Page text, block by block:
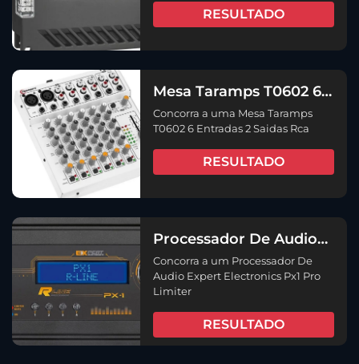
RESULTADO
Mesa Taramps T0602 6
Entradas 2 Saidas Rca
Concorra a uma Mesa Taramps
T0602 6 Entradas 2 Saidas Rca
RESULTADO
Processador De Audio
Expert Electronics Px1
Pro Limiter
Concorra a um Processador De
Audio Expert Electronics Px1 Pro
Limiter
RESULTADO